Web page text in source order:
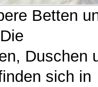
Betten
Duschen
sich in